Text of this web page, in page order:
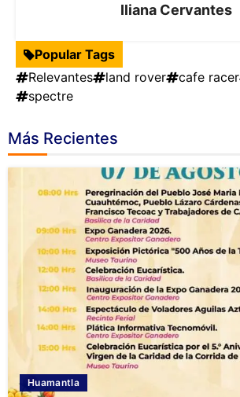
Iliana Cervantes
Popular Tags
Relevantes
land rover cafe racer
spectre
Más Recientes
Huamantla